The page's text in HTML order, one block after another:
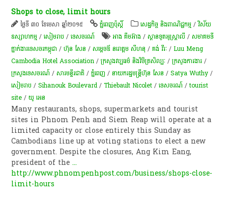
Shops to close, limit hours
ថ្ងៃទី ៣០ ខែមេសា ឆ្នាំ២០១៥ ភ្នំពេញប៉ុស្តិ៍ សេដ្ឋកិច្ច និងពាណិជ្ជកម្ម /វិស័យ
ឧស្សាហកម្ម /សៀមរាប /ទេសចរណ៍ អាង គឹមអ៊ាង /ស្ថានទូតអូស្ត្រាលី /សមាគមទី
ភ្នាក់ងារទេសចរកម្ពុជា /ហ៊ុន សែន /សម្ដេចឪ នរោត្តម សីហនុ /គង់ វីរៈ /Luu Meng
Cambodia Hotel Association /ក្រសួងវប្បធម៌ និងវិចិត្រសិល្បៈ /ក្រសួងការងារ /
ក្រសួងទេសចរណ៍ /សារមន្ទីរជាតិ /ភ្នំពេញ /នាយករដ្ឋមន្ត្រីហ៊ុន សែន /Satya Wuthy /
សៀមរាប /Sihanouk Boulevard /Thiebault Nicolet /ទេសចរណ៍ /tourist
site /យូ អេន
Many restaurants, shops, supermarkets and tourist
sites in Phnom Penh and Siem Reap will operate at a
limited capacity or close entirely this Sunday as
Cambodians line up at voting stations to elect a new
government. Despite the closures, Ang Kim Eang,
president of the...
http://www.phnompenhpost.com/business/shops-close-
limit-hours